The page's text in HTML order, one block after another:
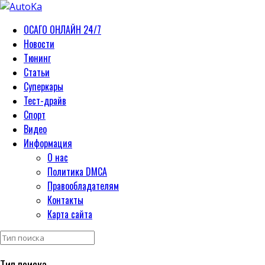
ОСАГО ОНЛАЙН 24/7
Новости
Тюнинг
Статьи
Суперкары
Тест-драйв
Спорт
Видео
Информация
О нас
Политика DMCA
Правообладателям
Контакты
Карта сайта